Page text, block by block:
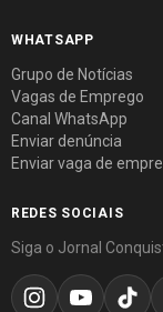
WHATSAPP
Grupo de Notícias
Vagas de Emprego
Canal WhatsApp
Enviar denúncia
Enviar vaga de
REDES SOCIAIS
Siga o Jornal